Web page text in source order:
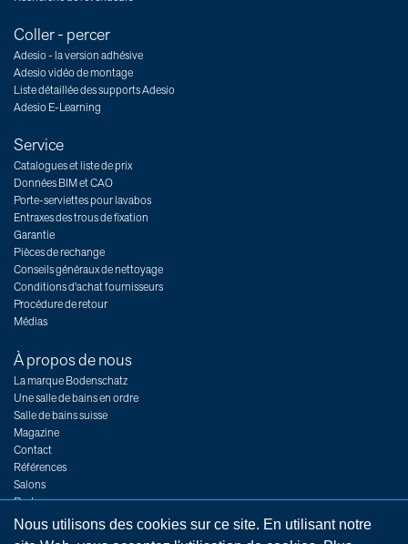
Coller - percer
Adesio - la version adhésive
Adesio vidéo de montage
Liste détaillée des supports Adesio
Adesio E-Learning
Service
Catalogues et liste de prix
Données BIM et CAO
Porte-serviettes pour lavabos
Entraxes des trous de fixation
Garantie
Pièces de rechange
Conseils généraux de nettoyage
Conditions d'achat fournisseurs
Procédure de retour
Médias
À propos de nous
La marque Bodenschatz
Une salle de bains en ordre
Salle de bains suisse
Magazine
Contact
Références
Salons
Postes
Nous utilisons des cookies sur ce site. En utilisant notre